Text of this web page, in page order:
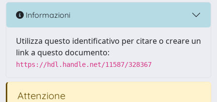
Informazioni
Utilizza questo identificativo per citare o creare un
link a questo documento:
https://hdl.handle.net/11587/328367
Attenzione